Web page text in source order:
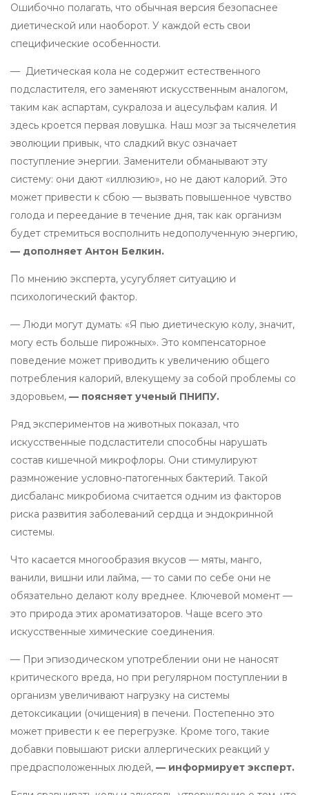
Ошибочно полагать, что обычная версия безопаснее
диетической или наоборот. У каждой есть свои
специфические особенности.
— Диетическая кола не содержит естественного
подсластителя, его заменяют искусственным аналогом,
таким как аспартам, сукралоза и ацесульфам калия. И
здесь кроется первая ловушка. Наш мозг за тысячелетия
эволюции привык, что сладкий вкус означает
поступление энергии. Заменители обманывают эту
систему: они дают «иллюзию», но не дают калорий. Это
может привести к сбою — вызвать повышенное чувство
голода и переедание в течение дня, так как организм
будет стремиться восполнить недополученную энергию,
— дополняет Антон Белкин.
По мнению эксперта, усугубляет ситуацию и
психологический фактор.
— Люди могут думать: «Я пью диетическую колу, значит,
могу есть больше пирожных». Это компенсаторное
поведение может приводить к увеличению общего
потребления калорий, влекущему за собой проблемы со
здоровьем, — поясняет ученый ПНИПУ.
Ряд экспериментов на животных показал, что
искусственные подсластители способны нарушать
состав кишечной микрофлоры. Они стимулируют
размножение условно-патогенных бактерий. Такой
дисбаланс микробиома считается одним из факторов
риска развития заболеваний сердца и эндокринной
системы.
Что касается многообразия вкусов — мяты, манго,
ванили, вишни или лайма, — то сами по себе они не
обязательно делают колу вреднее. Ключевой момент —
это природа этих ароматизаторов. Чаще всего это
искусственные химические соединения.
— При эпизодическом употреблении они не наносят
критического вреда, но при регулярном поступлении в
организм увеличивают нагрузку на системы
детоксикации (очищения) в печени. Постепенно это
может привести к ее перегрузке. Кроме того, такие
добавки повышают риски аллергических реакций у
предрасположенных людей, — информирует эксперт.